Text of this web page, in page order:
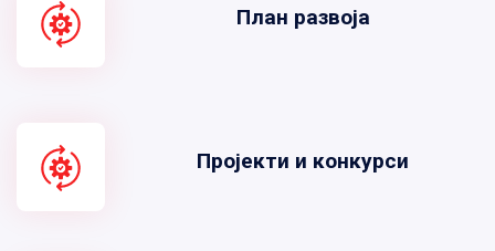
План развоја
Пројекти и конкурси